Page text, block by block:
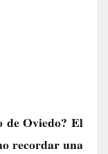
de Oviedo? El
recordar una